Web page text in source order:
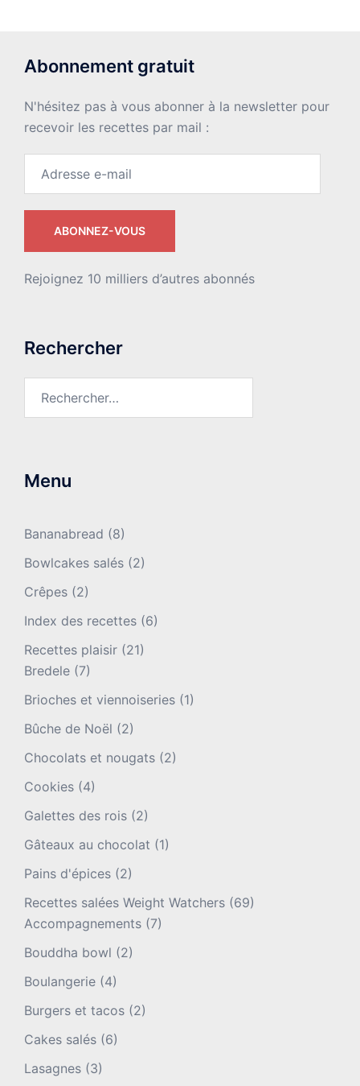
Abonnement gratuit
N'hésitez pas à vous abonner à la newsletter pour
recevoir les recettes par mail :
ABONNEZ-VOUS
Rejoignez 10 milliers d’autres abonnés
Rechercher
Menu
Bananabread (8)
Bowlcakes salés (2)
Crêpes (2)
Index des recettes (6)
Recettes plaisir (21)
Bredele (7)
Brioches et viennoiseries (1)
Bûche de Noël (2)
Chocolats et nougats (2)
Cookies (4)
Galettes des rois (2)
Gâteaux au chocolat (1)
Pains d'épices (2)
Recettes salées Weight Watchers (69)
Accompagnements (7)
Bouddha bowl (2)
Boulangerie (4)
Burgers et tacos (2)
Cakes salés (6)
Lasagnes (3)